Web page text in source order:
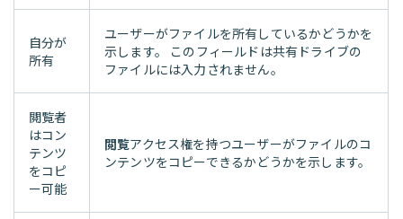
自分が
所有
ユーザーがファイルを所有しているかどうかを
示します。 このフィールドは共有ドライブの
ファイルには入力されません。
閲覧者
はコン
テンツ
をコピ
ー可能
閲覧アクセス権を持つユーザーがファイルのコ
ンテンツをコピーできるかどうかを示します。